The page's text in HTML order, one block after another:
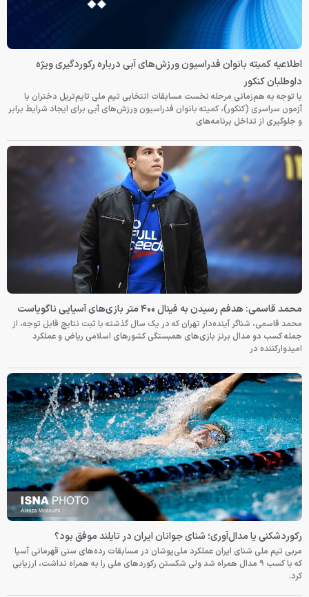
اطلاعیه کمیته بانوان فدراسیون ورزش‌های آبی درباره رکوردگیری ویژه
داوطلبان کنکور
با توجه به هم‌زمانی مرحله نخست مسابقات انتخابی تیم ملی تایم‌تریل دختران با
آزمون سراسری (کنکور)، کمیته بانوان فدراسیون ورزش‌های آبی برای ایجاد شرایط برابر
و جلوگیری از تداخل برنامه‌های
محمد قاسمی: هدفم رسیدن به فینال ۴۰۰ متر بازی‌های آسیایی ناگویاست
محمد قاسمی، شناگر آینده‌دار تهران که در یک سال گذشته با ثبت نتایج قابل توجه، از
جمله کسب دو مدال برنز بازی‌های همبستگی کشورهای اسلامی ریاض و عملکرد
امیدوارکننده در
رکوردشکنی یا مدال‌آوری؛ شنای جوانان ایران در تایلند موفق بود؟
مربی تیم ملی شنای ایران عملکرد ملی‌پوشان در مسابقات رده‌های سنی قهرمانی آسیا
که با کسب ۹ مدال همراه شد ولی شکستن رکوردهای ملی را به همراه نداشت، ارزیابی
کرد.